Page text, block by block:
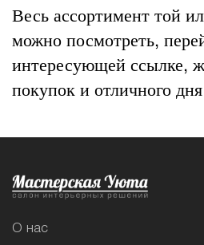
Весь ассортимент той
можно посмотреть,
интересующей ссылке,
покупок и отличного
О нас